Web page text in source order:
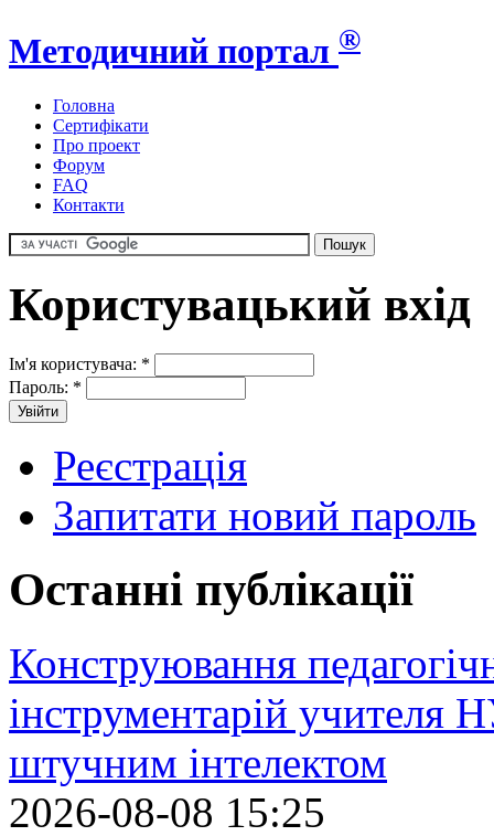
Методичний портал ®
Головна
Сертифікати
Про проект
Форум
FAQ
Контакти
Користувацький вхід
Ім'я користувача: *
Пароль: *
Реєстрація
Запитати новий пароль
Останні публікації
Конструювання
інструментарій учителя
штучним інтелектом
2026-08-08 15:25